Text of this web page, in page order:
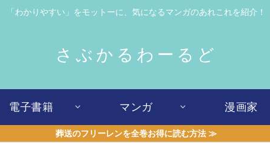
「わかりやすい」をモットーに、気になるマンガのあれこれを紹介！
さぶかるわーるど
電子書籍 マンガ 漫画家
葬送のフリーレンを全巻お得に読む方法 ≫